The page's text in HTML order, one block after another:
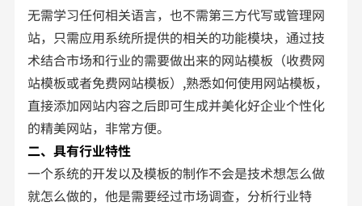
无需学习任何相关语言，也不需第三方代写或管理网
站，只需应用系统所提供的相关的功能模块，通过技
术结合市场和行业的需要做出来的网站模板（收费网
站模板或者免费网站模板）,熟悉如何使用网站模板，
直接添加网站内容之后即可生成并美化好企业个性化
的精美网站，非常方便。
二、具有行业特性
一个系统的开发以及模板的制作不会是技术想怎么做
就怎么做的，他是需要经过市场调查，分析行业特